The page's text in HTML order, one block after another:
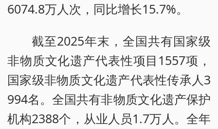
6074.8万人次，同比增长15.7%。
截至2025年末，全国共有国家级
非物质文化遗产代表性项目1557项，
国家级非物质文化遗产代表性传承人3
994名。全国共有非物质文化遗产保护
机构2388个，从业人员1.7万人。全年